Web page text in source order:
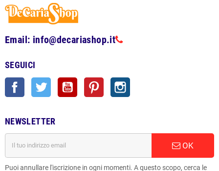
Email: info@decariashop.it
SEGUICI
Facebook Twitter YouTube Pinterest
NEWSLETTER
OK
Puoi annullare l'iscrizione in ogni momenti. A questo scopo, cerca le